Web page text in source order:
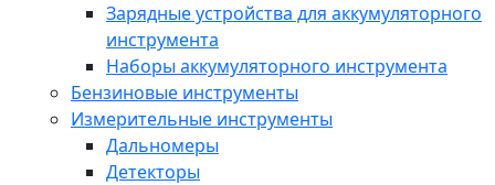
Зарядные устройства для аккумуляторного
инструмента
Наборы аккумуляторного инструмента
Бензиновые инструменты
Измерительные инструменты
Дальномеры
Детекторы